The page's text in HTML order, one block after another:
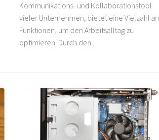
Kommunikations- und Kollaborationstool
vieler Unternehmen, bietet eine Vielzahl an
Funktionen, um den Arbeitsalltag zu
optimieren. Durch den...